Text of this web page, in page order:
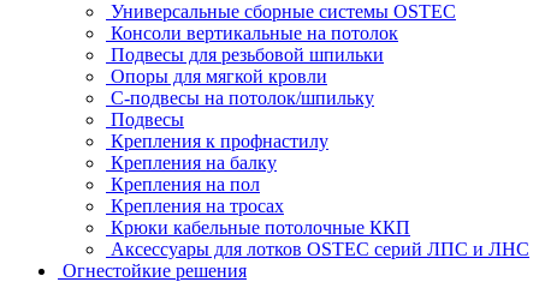
Универсальные сборные системы OSTEC
Консоли вертикальные на потолок
Подвесы для резьбовой шпильки
Опоры для мягкой кровли
С-подвесы на потолок/шпильку
Подвесы
Крепления к профнастилу
Крепления на балку
Крепления на пол
Крепления на тросах
Крюки кабельные потолочные ККП
Аксессуары для лотков OSTEC серий ЛПС и ЛНС
Огнестойкие решения